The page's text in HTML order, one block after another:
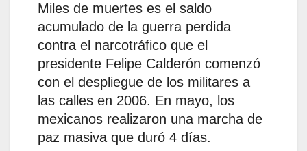
Miles de muertes es el saldo
acumulado de la guerra perdida
contra el narcotráfico que el
presidente Felipe Calderón comenzó
con el despliegue de los militares a
las calles en 2006. En mayo, los
mexicanos realizaron una marcha de
paz masiva que duró 4 días.